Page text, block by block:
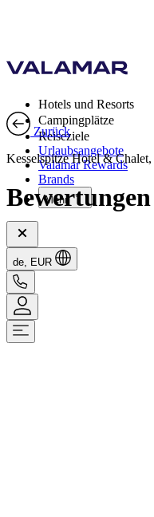
Hotels und Resorts
Campingplätze
Reiseziele
Urlaubsangebote
Valamar Rewards
Brands
Mehr
de, EUR
Zurück
Kesselspitze Hotel &
Bewertungen